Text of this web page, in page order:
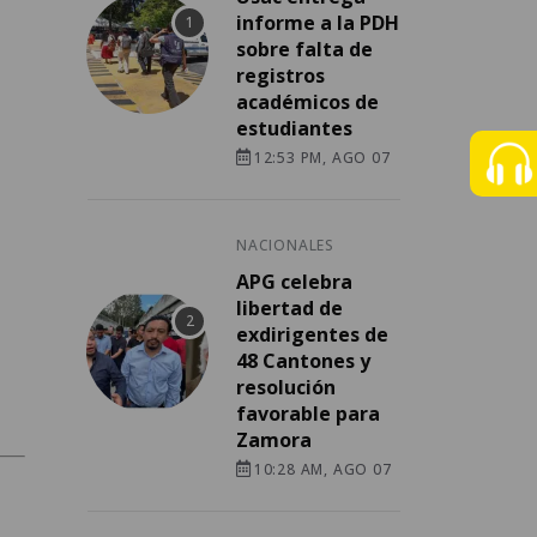
informe a la PDH
sobre falta de
registros
académicos de
estudiantes
12:53 PM, AGO 07
NACIONALES
APG celebra
libertad de
exdirigentes de
48 Cantones y
resolución
favorable para
Zamora
10:28 AM, AGO 07